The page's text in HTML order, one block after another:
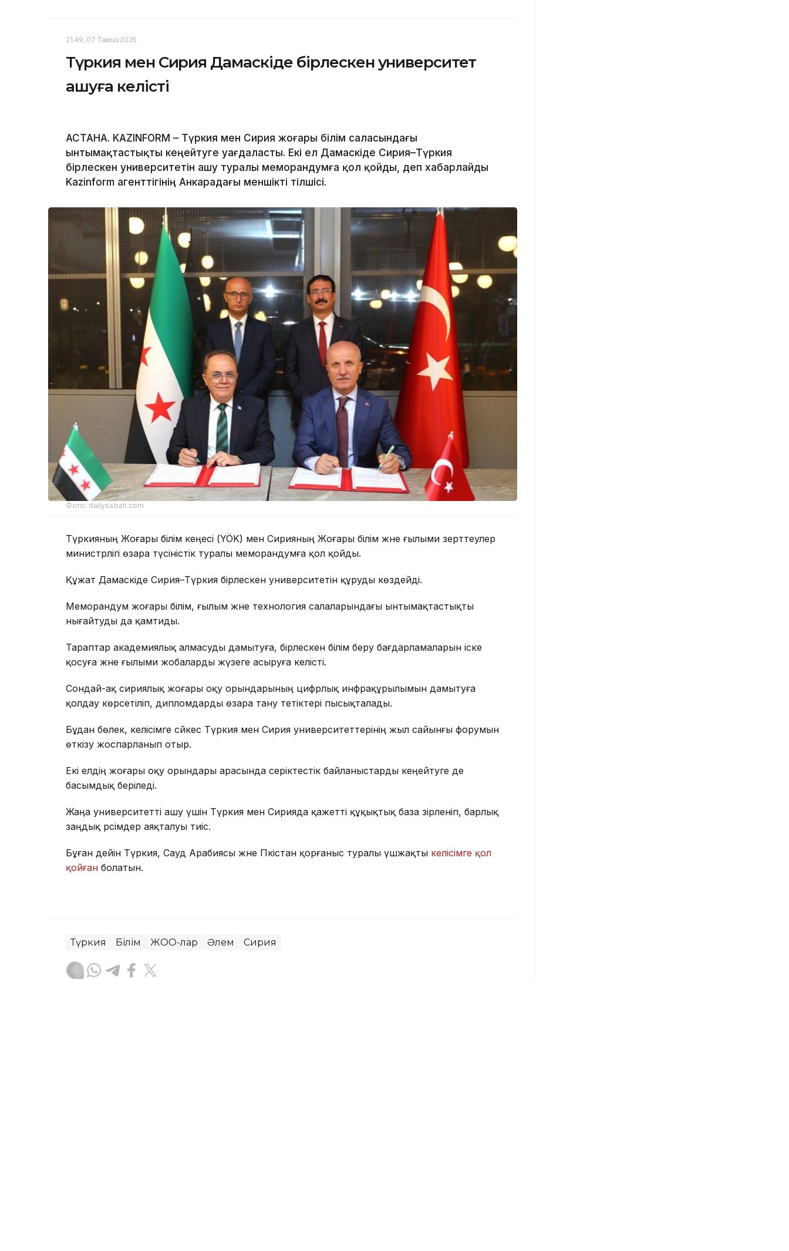
21:49, 07 Тамыз 2026
Түркия мен Сирия Дамаскіде бірлескен университет
ашуға келісті
АСТАНА. KAZINFORM – Түркия мен Сирия жоғары білім саласындағы
ынтымақтастықты кеңейтуге уағдаласты. Екі ел Дамаскіде Сирия–Түркия
бірлескен университетін ашу туралы меморандумға қол қойды, деп хабарлайды
Kazinform агенттігінің Анкарадағы меншікті тілшісі.
Фото: dailysabah.com
Түркияның Жоғары білім кеңесі (YÖK) мен Сирияның Жоғары білім және ғылыми зерттеулер
министрлігі өзара түсіністік туралы меморандумға қол қойды.
Құжат Дамаскіде Сирия–Түркия бірлескен университетін құруды көздейді.
Меморандум жоғары білім, ғылым және технология салаларындағы ынтымақтастықты
нығайтуды да қамтиды.
Тараптар академиялық алмасуды дамытуға, бірлескен білім беру бағдарламаларын іске
қосуға және ғылыми жобаларды жүзеге асыруға келісті.
Сондай-ақ сириялық жоғары оқу орындарының цифрлық инфрақұрылымын дамытуға
қолдау көрсетіліп, дипломдарды өзара тану тетіктері пысықталады.
Бұдан бөлек, келісімге сәйкес Түркия мен Сирия университеттерінің жыл сайынғы форумын
өткізу жоспарланып отыр.
Екі елдің жоғары оқу орындары арасында серіктестік байланыстарды кеңейтуге де
басымдық беріледі.
Жаңа университетті ашу үшін Түркия мен Сирияда қажетті құқықтық база әзірленіп, барлық
заңдық рәсімдер аяқталуы тиіс.
Бұған дейін Түркия, Сауд Арабиясы және Пәкістан қорғаныс туралы үшжақты келісімге қол
қойған болатын.
Түркия Білім ЖОО-лар Әлем Сирия